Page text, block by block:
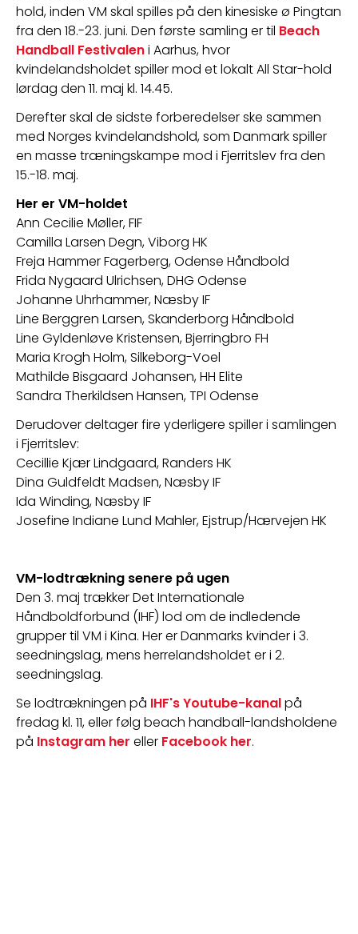
hold, inden VM skal spilles på den kinesiske ø Pingtan
fra den 18.-23. juni. Den første samling er til Beach
Handball Festivalen i Aarhus, hvor
kvindelandsholdet spiller mod et lokalt All Star-hold
lørdag den 11. maj kl. 14.45.
Derefter skal de sidste forberedelser ske sammen
med Norges kvindelandshold, som Danmark spiller
en masse træningskampe mod i Fjerritslev fra den
15.-18. maj.
Her er VM-holdet
Ann Cecilie Møller, FIF
Camilla Larsen Degn, Viborg HK
Freja Hammer Fagerberg, Odense Håndbold
Frida Nygaard Ulrichsen, DHG Odense
Johanne Uhrhammer, Næsby IF
Line Berggren Larsen, Skanderborg Håndbold
Line Gyldenløve Kristensen, Bjerringbro FH
Maria Krogh Holm, Silkeborg-Voel
Mathilde Bisgaard Johansen, HH Elite
Sandra Therkildsen Hansen, TPI Odense
Derudover deltager fire yderligere spiller i samlingen
i Fjerritslev:
Cecillie Kjær Lindgaard, Randers HK
Dina Guldfeldt Madsen, Næsby IF
Ida Winding, Næsby IF
Josefine Indiane Lund Mahler, Ejstrup/Hærvejen HK
VM-lodtrækning senere på ugen
Den 3. maj trækker Det Internationale
Håndboldforbund (IHF) lod om de indledende
grupper til VM i Kina. Her er Danmarks kvinder i 3.
seedningslag, mens herrelandsholdet er i 2.
seedningslag.
Se lodtrækningen på IHF's Youtube-kanal på
fredag kl. 11, eller følg beach handball-landsholdene
på Instagram her eller Facebook her.